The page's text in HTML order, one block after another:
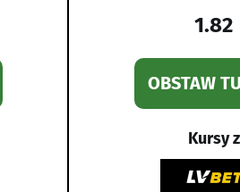
1.82
OBSTAW
Kursy z